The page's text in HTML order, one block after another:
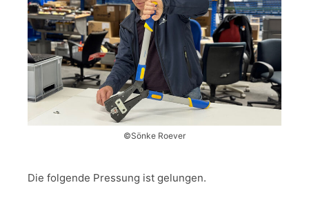
©Sönke Roever
Die folgende Pressung ist gelungen.